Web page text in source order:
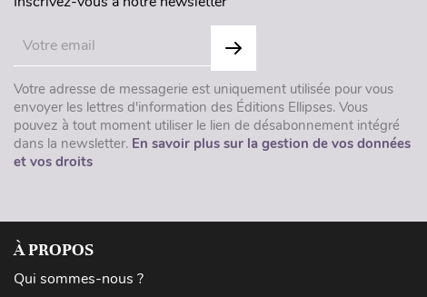
Votre adresse de messagerie est uniquement utilisée pour vous
envoyer les lettres d'information des Éditions Ellipses. Vous
pouvez à tout moment utiliser le lien de désabonnement intégré
dans la newsletter. En savoir plus sur la gestion de vos données
et vos droits
À PROPOS
Qui sommes-nous ?